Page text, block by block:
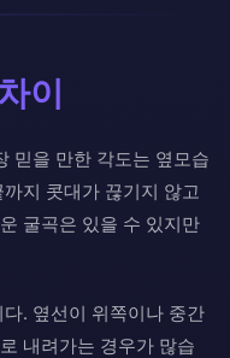
이
믿을 만한 각도는 옆모습
지 콧대가 끊기지 않고
굴곡은 있을 수 있지만
. 옆선이 위쪽이나 중간
내려가는 경우가 많습